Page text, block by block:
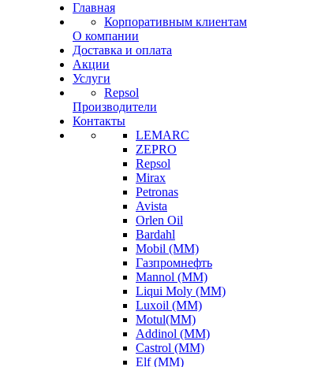
Главная
Корпоративным клиентам
О компании
Доставка и оплата
Акции
Услуги
Repsol
Производители
Контакты
LEMARC
ZEPRO
Repsol
Mirax
Petronas
Avista
Orlen Oil
Bardahl
Mobil (ММ)
Газпромнефть
Mannol (ММ)
Liqui Moly (ММ)
Luxoil (ММ)
Motul(ММ)
Addinol (ММ)
Castrol (ММ)
Elf (ММ)